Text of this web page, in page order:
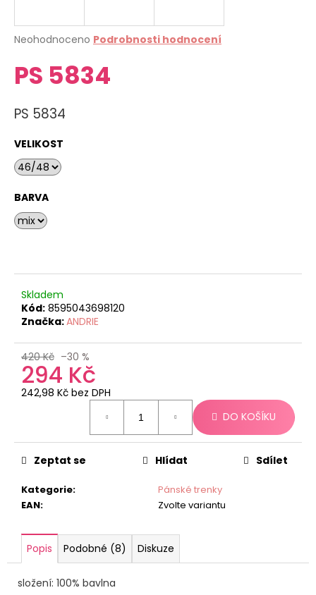
Průměrné
produktu
je
z
5
Neohodnoceno Podrobnosti hodnocení
PS 5834
PS 5834
VELIKOST
BARVA
Skladem
Kód: 8595043698120
Značka:ANDRIE
420 Kč –30 %
294 Kč
242,98 Kč bez DPH
DO KOŠÍKU
Kategorie:
Pánské trenky
EAN: Zvolte variantu
Zeptat se Hlídat Sdílet
Popis Podobné (8) Diskuze
složení: 100% bavlna
j
t
?
D
o
u
č
j
e
m
e